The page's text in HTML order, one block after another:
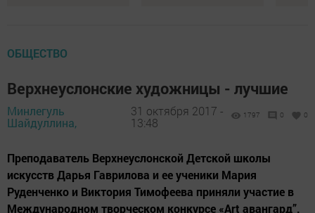
ОБЩЕСТВО
Верхнеуслонские художницы - лучшие
Минлегуль
Шайдуллина,
31 октября 2017 -
13:48
1797 0 0
Преподаватель Верхнеуслонской Детской школы
искусств Дарья Гаврилова и ее ученики Мария
Руденченко и Виктория Тимофеева приняли участие в
Международном творческом конкурсе «Art авангард”.